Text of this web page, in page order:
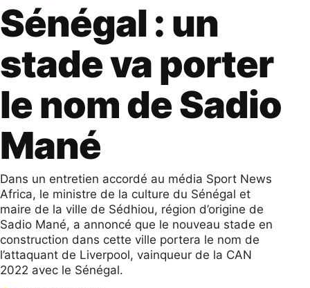
Sénégal : un
stade va porter
le nom de Sadio
Mané
Dans un entretien accordé au média Sport News
Africa, le ministre de la culture du Sénégal et
maire de la ville de Sédhiou, région d’origine de
Sadio Mané, a annoncé que le nouveau stade en
construction dans cette ville portera le nom de
l’attaquant de Liverpool, vainqueur de la CAN
2022 avec le Sénégal.